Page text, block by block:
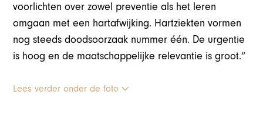
voorlichten over zowel preventie als het leren
omgaan met een hartafwijking. Hartziekten vormen
nog steeds doodsoorzaak nummer één. De urgentie
is hoog en de maatschappelijke relevantie is groot.”
Lees verder onder de foto